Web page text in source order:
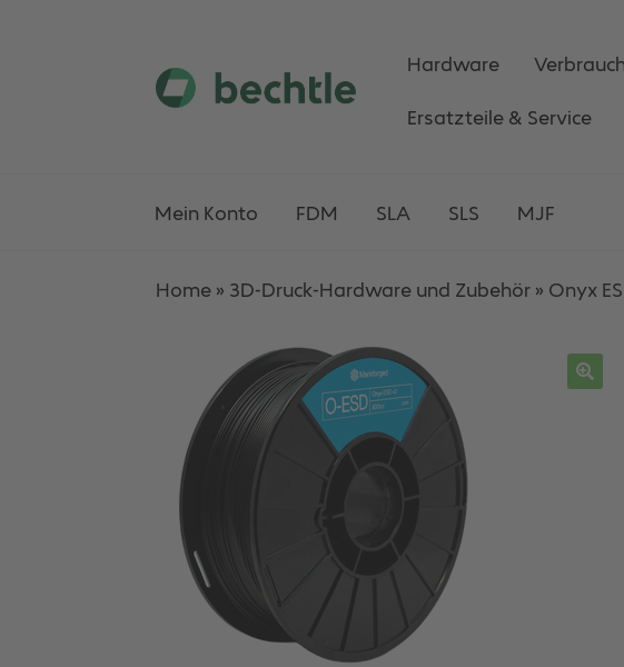
Skip
Skip
Hardware
Ersatzteile & Service
Mein Konto FDM SLA SLS MJF
Home » 3D-Druck-Hardware und Zubehör » Onyx